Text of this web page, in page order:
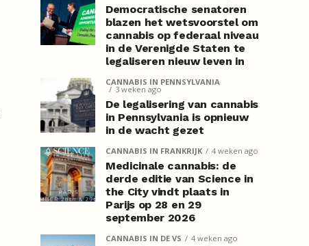
Democratische senatoren
blazen het wetsvoorstel om
cannabis op federaal niveau
in de Verenigde Staten te
legaliseren nieuw leven in
CANNABIS IN PENNSYLVANIA
3 weken ago
De legalisering van cannabis
in Pennsylvania is opnieuw
in de wacht gezet
CANNABIS IN FRANKRIJK 4 weken ago
Medicinale cannabis: de
derde editie van Science in
the City vindt plaats in
Parijs op 28 en 29
september 2026
CANNABIS IN DE VS 4 weken ago